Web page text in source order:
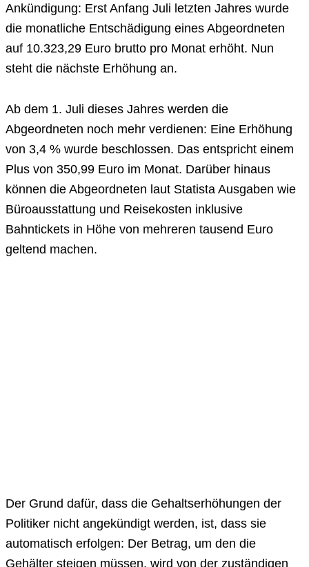
Ankündigung: Erst Anfang Juli letzten Jahres wurde
die monatliche Entschädigung eines Abgeordneten
auf 10.323,29 Euro brutto pro Monat erhöht. Nun
steht die nächste Erhöhung an.
Ab dem 1. Juli dieses Jahres werden die
Abgeordneten noch mehr verdienen: Eine Erhöhung
von 3,4 % wurde beschlossen. Das entspricht einem
Plus von 350,99 Euro im Monat. Darüber hinaus
können die Abgeordneten laut Statista Ausgaben wie
Büroausstattung und Reisekosten inklusive
Bahntickets in Höhe von mehreren tausend Euro
geltend machen.
Der Grund dafür, dass die Gehaltserhöhungen der
Politiker nicht angekündigt werden, ist, dass sie
automatisch erfolgen: Der Betrag, um den die
Gehälter steigen müssen, wird von der zuständigen